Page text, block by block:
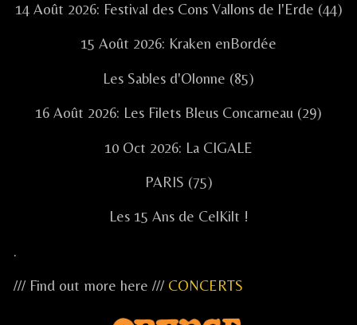
14 Août 2026: Festival des Cons Vallons de l'Erde (44)
15 Août 2026: Kraken enBordée
Les Sables d'Olonne (85)
16 Août 2026: Les Filets Bleus Concarneau (29)
10 Oct 2026: La CIGALE
PARIS (75)
Les 15 Ans de CelKilt !
.
/// Find out more here /// CONCERTS